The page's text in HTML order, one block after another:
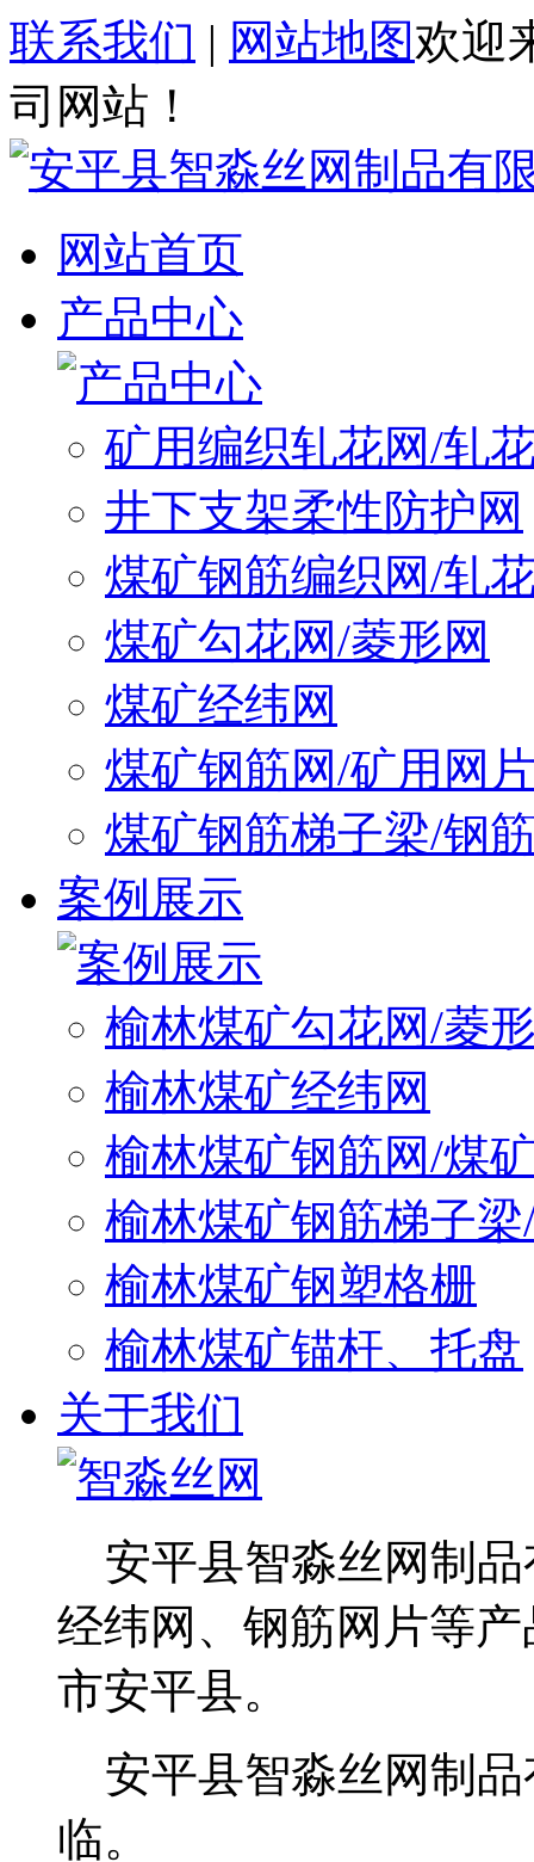
联系我们 | 网站地图欢迎
司网站！
网站首页
产品中心
矿用编织轧花网/轧
井下支架柔性防护网
煤矿钢筋编织网/轧
煤矿勾花网/菱形网
煤矿经纬网
煤矿钢筋网/矿用网
煤矿钢筋梯子梁/钢
案例展示
榆林煤矿勾花网/菱
榆林煤矿经纬网
榆林煤矿钢筋网/煤
榆林煤矿钢筋梯子
榆林煤矿钢塑格栅
榆林煤矿锚杆、托盘
关于我们
安平县智淼丝网制品
经纬网、钢筋网片等
市安平县。
安平县智淼丝网制品
临。